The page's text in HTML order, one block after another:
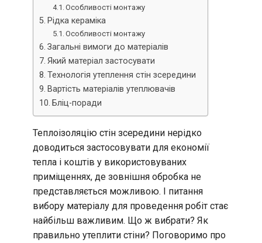
Особливості монтажу
Рідка кераміка
Особливості монтажу
Загальні вимоги до матеріалів
Який матеріал застосувати
Технологія утеплення стін зсередини
Вартість матеріалів утеплювачів
Бліц-поради
Теплоізоляцію стін зсередини нерідко
доводиться застосовувати для економії
тепла і коштів у використовуваних
приміщеннях, де зовнішня обробка не
представляється можливою. І питання
вибору матеріалу для проведення робіт стає
найбільш важливим. Що ж вибрати? Як
правильно утеплити стіни? Поговоримо про